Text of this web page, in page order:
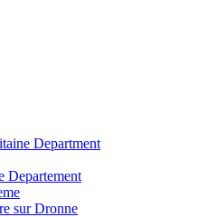
Department
Departement
sur Dronne